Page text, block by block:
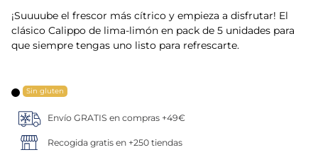
¡Suuuube el frescor más cítrico y empieza a disfrutar! El
clásico Calippo de lima-limón en pack de 5 unidades para
que siempre tengas uno listo para refrescarte.
Sin gluten
Envío GRATIS en compras +49€
Recogida gratis en +250 tiendas
5. verduras
6 croquetas
7. canelones
8. gambon